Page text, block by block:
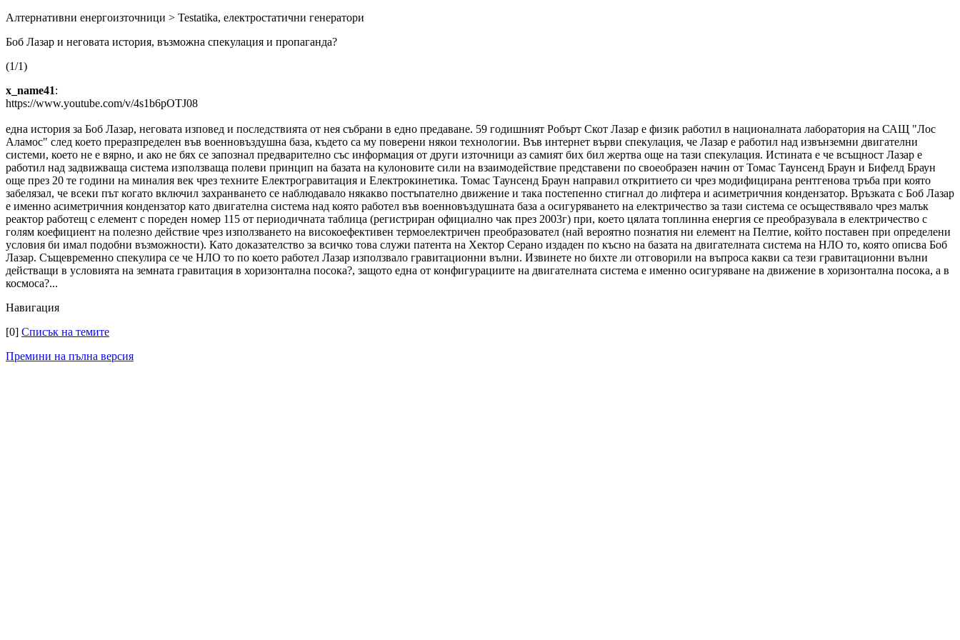
Алтернативни енергоизточници > Testatika, електростатични генератори
Боб Лазар и неговата история, възможна спекулация и пропаганда?
(1/1)
x_name41:
https://www.youtube.com/v/4s1b6pOTJ08
една история за Боб Лазар, неговата изповед и последствията от нея събрани в едно предаване. 59 годишният Робърт Скот Лазар е физик работил в националната лаборатория на САЩ "Лос
Аламос" след което преразпределен във военновъздушна база, където са му поверени някои технологии. Във интернет върви спекулация, че Лазар е работил над извънземни двигателни
системи, което не е вярно, и ако не бях се запознал предварително със информация от други източници аз самият бих бил жертва още на тази спекулация. Истината е че всъщност Лазар е
работил над задвижваща система използваща полеви принцип на базата на кулоновите сили на взаимодействие представени по своеобразен начин от Томас Таунсенд Браун и Бифелд Браун
още през 20 те години на миналия век чрез техните Електрогравитация и Електрокинетика. Томас Таунсенд Браун направил откритието си чрез модифицирана рентгенова тръба при която
забелязал, че всеки път когато включил захранването се наблюдавало някакво постъпателно движение и така постепенно стигнал до лифтера и асиметричния кондензатор. Връзката с Боб Лазар
е именно асиметричния кондензатор като двигателна система над която работел във военновъздушната база а осигуряването на електричество за тази система се осъществявало чрез малък
реактор работещ с елемент с пореден номер 115 от периодичната таблица (регистриран официално чак през 2003г) при, което цялата топлинна енергия се преобразувала в електричество с
голям коефициент на полезно действие чрез използването на високоефективен термоелектричен преобразовател (най вероятно познатия ни елемент на Пелтие, който поставен при определени
условия би имал подобни възможности). Като доказателство за всичко това служи патента на Хектор Серано издаден по късно на базата на двигателната система на НЛО то, която описва Боб
Лазар. Същевременно спекулира се че НЛО то по което работел Лазар използвало гравитационни вълни. Извинете но бихте ли отговорили на въпроса какви са тези гравитационни вълни
действащи в условията на земната гравитация в хоризонтална посока?, защото една от конфигурациите на двигателната система е именно осигуряване на движение в хоризонтална посока, а в
космоса?...
Навигация
[0] Списък на темите
Премини на пълна версия